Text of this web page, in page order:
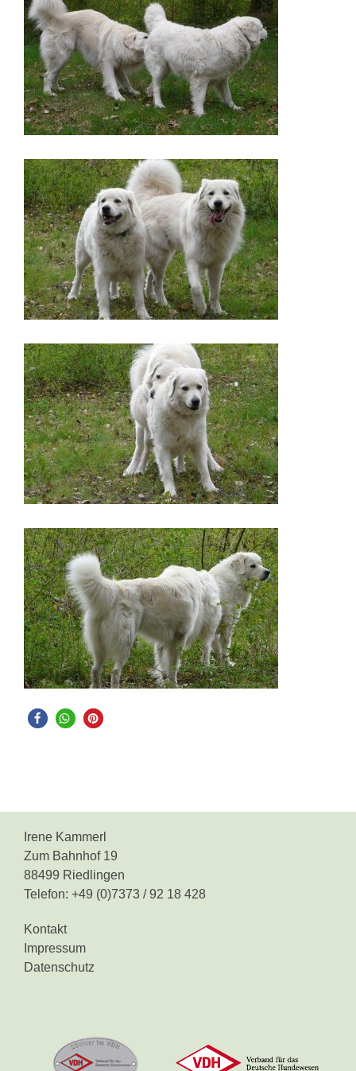
Irene Kammerl
Zum Bahnhof 19
88499 Riedlingen
Telefon: +49 (0)7373 / 92 18 428
Kontakt
Impressum
Datenschutz